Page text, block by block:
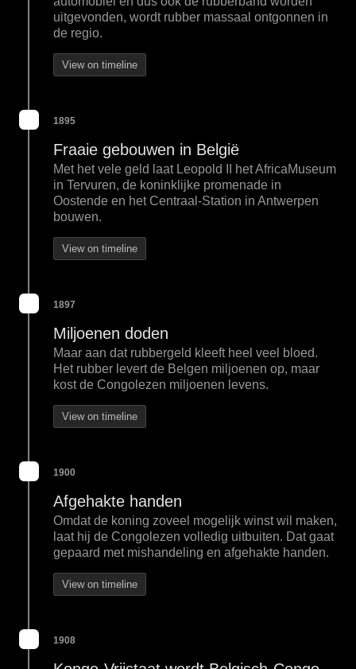
uitgevonden, wordt rubber massaal ontgonnen in
de regio.
View on timeline
1895
Fraaie gebouwen in België
Met het vele geld laat Leopold II het AfricaMuseum
in Tervuren, de koninklijke promenade in
Oostende en het Centraal-Station in Antwerpen
bouwen.
View on timeline
1897
Miljoenen doden
Maar aan dat rubbergeld kleeft heel veel bloed.
Het rubber levert de Belgen miljoenen op, maar
kost de Congolezen miljoenen levens.
View on timeline
1900
Afgehakte handen
Omdat de koning zoveel mogelijk winst wil maken,
laat hij de Congolezen volledig uitbuiten. Dat gaat
gepaard met mishandeling en afgehakte handen.
View on timeline
1908